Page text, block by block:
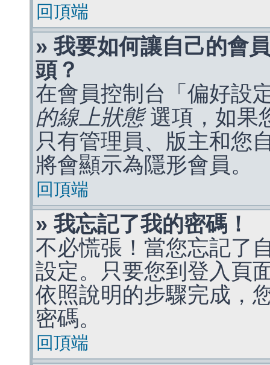
回頂端
» 我要如何讓自己的會
頭？
在會員控制台「偏好設
的線上狀態選項，如果
只有管理員、版主和您
將會顯示為隱形會員。
回頂端
» 我忘記了我的密碼！
不必慌張！當您忘記了
設定。只要您到登入頁
依照說明的步驟完成，
密碼。
回頂端